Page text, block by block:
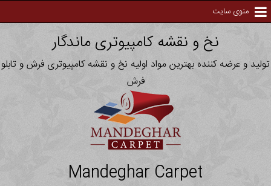
منوی سایت
نخ و نقشه کامپیوتری ماندگار
تولید و عرضه کننده بهترین مواد اولیه نخ و نقشه کامپیوتری فرش و تابلو
فرش
Mandeghar Carpet